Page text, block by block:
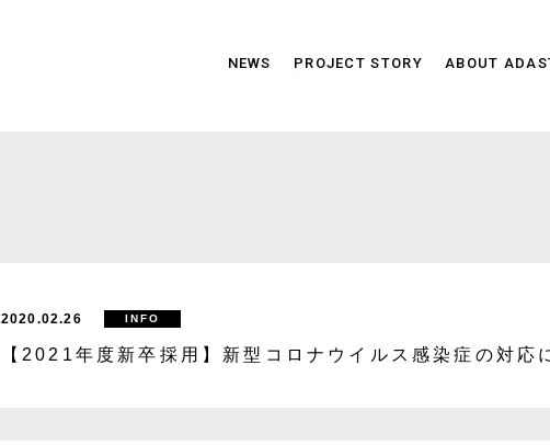
NEWS PROJECT STORY ABOUT
2020.02.26 INFO
【2021年度新卒採用】新型コロナウイルス感染症の対応